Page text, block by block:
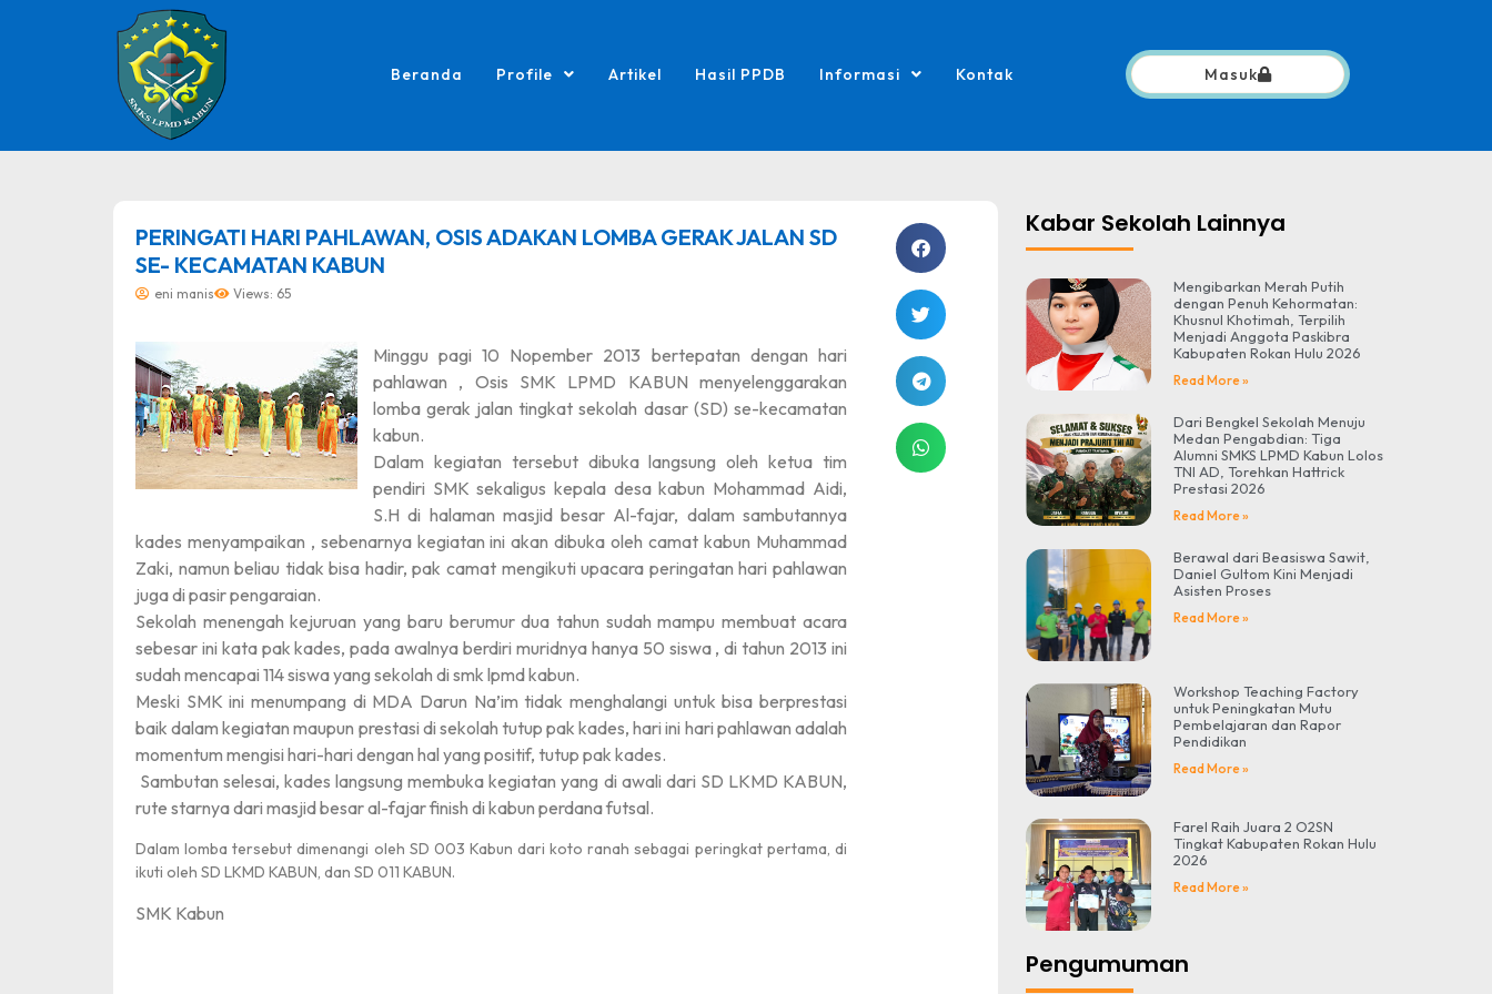
Beranda Profile Artikel Hasil PPDB Informasi Kontak Masuk
PERINGATI HARI PAHLAWAN, OSIS ADAKAN LOMBA GERAK JALAN SD
SE- KECAMATAN KABUN
eni manis Views: 65
Minggu pagi 10 Nopember 2013 bertepatan dengan hari
pahlawan , Osis SMK LPMD KABUN menyelenggarakan
lomba gerak jalan tingkat sekolah dasar (SD) se-kecamatan
kabun.
Dalam kegiatan tersebut dibuka langsung oleh ketua tim
pendiri SMK sekaligus kepala desa kabun Mohammad Aidi,
S.H di halaman masjid besar Al-fajar, dalam sambutannya
kades menyampaikan , sebenarnya kegiatan ini akan dibuka oleh camat kabun Muhammad
Zaki, namun beliau tidak bisa hadir, pak camat mengikuti upacara peringatan hari pahlawan
juga di pasir pengaraian.
Sekolah menengah kejuruan yang baru berumur dua tahun sudah mampu membuat acara
sebesar ini kata pak kades, pada awalnya berdiri muridnya hanya 50 siswa , di tahun 2013 ini
sudah mencapai 114 siswa yang sekolah di smk lpmd kabun.
Meski SMK ini menumpang di MDA Darun Na’im tidak menghalangi untuk bisa berprestasi
baik dalam kegiatan maupun prestasi di sekolah tutup pak kades, hari ini hari pahlawan adalah
momentum mengisi hari-hari dengan hal yang positif, tutup pak kades.
Sambutan selesai, kades langsung membuka kegiatan yang di awali dari SD LKMD KABUN,
rute starnya dari masjid besar al-fajar finish di kabun perdana futsal.
Dalam lomba tersebut dimenangi oleh SD 003 Kabun dari koto ranah sebagai peringkat pertama, di
ikuti oleh SD LKMD KABUN, dan SD 011 KABUN.
SMK Kabun
Kabar Sekolah Lainnya
Mengibarkan Merah Putih
dengan Penuh Kehormatan:
Khusnul Khotimah, Terpilih
Menjadi Anggota Paskibra
Kabupaten Rokan Hulu 2026
Read More »
Dari Bengkel Sekolah Menuju
Medan Pengabdian: Tiga
Alumni SMKS LPMD Kabun Lolos
TNI AD, Torehkan Hattrick
Prestasi 2026
Read More »
Berawal dari Beasiswa Sawit,
Daniel Gultom Kini Menjadi
Asisten Proses
Read More »
Workshop Teaching Factory
untuk Peningkatan Mutu
Pembelajaran dan Rapor
Pendidikan
Read More »
Farel Raih Juara 2 O2SN
Tingkat Kabupaten Rokan Hulu
2026
Read More »
Pengumuman